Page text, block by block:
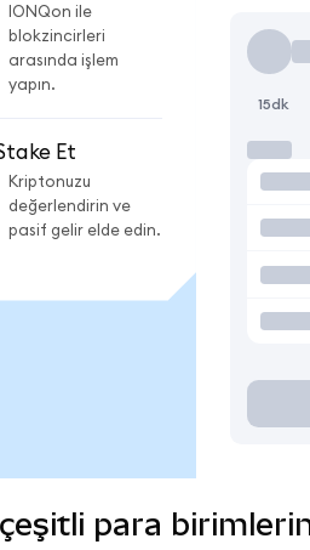
IONQon ile
blokzincirleri
arasında işlem
yapın.
Et
Kriptonuzu
değerlendirin ve
pasif gelir elde edin.
15dk
para